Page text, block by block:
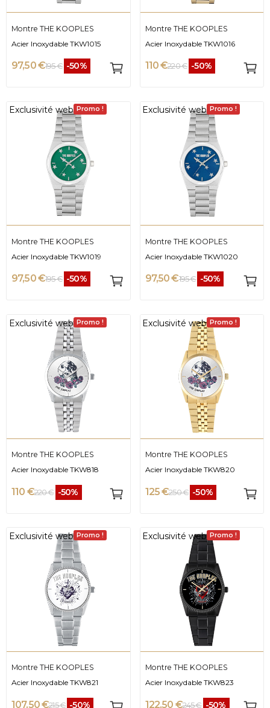
Montre THE KOOPLES
Acier Inoxydable TKW1015
97,50 €195 € -50%
Montre THE KOOPLES
Acier Inoxydable TKW1016
110 €220 € -50%
Exclusivité web Promo !
Montre THE KOOPLES
Acier Inoxydable TKW1019
97,50 €195 € -50%
Exclusivité web Promo !
Montre THE KOOPLES
Acier Inoxydable TKW1020
97,50 €195 € -50%
Exclusivité web Promo !
Montre THE KOOPLES
Acier Inoxydable TKW818
110 €220 € -50%
Exclusivité web Promo !
Montre THE KOOPLES
Acier Inoxydable TKW820
125 €250 € -50%
Exclusivité web Promo !
Montre THE KOOPLES
Acier Inoxydable TKW821
107,50 €215 € -50%
Exclusivité web Promo !
Montre THE KOOPLES
Acier Inoxydable TKW823
122,50 €245 € -50%